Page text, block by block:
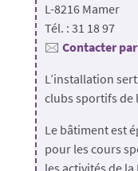
L-8216 Mamer
Tél. : 31 18 97
🖂 Contacter
L’installation
clubs sportifs de
Le bâtiment est
pour les cours